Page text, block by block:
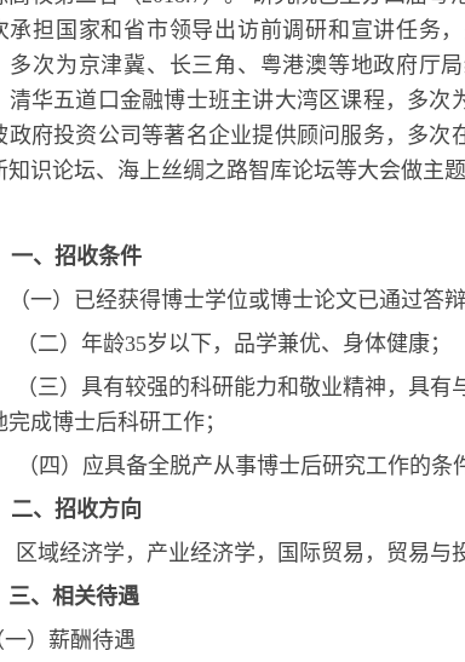
承担国家和省市领导出访前调研和宣讲任务
多次为京津冀、长三角、粤港澳等地政府厅
清华五道口金融博士班主讲大湾区课程，多次
政府投资公司等著名企业提供顾问服务，多次
知识论坛、海上丝绸之路智库论坛等大会做主题
一、招收条件
）已经获得博士学位或博士论文已通过答辩
（二）年龄35岁以下，品学兼优、身体健康；
（三）具有较强的科研能力和敬业精神，具
完成博士后科研工作；
（四）应具备全脱产从事博士后研究工作的条
二、招收方向
区域经济学，产业经济学，国际贸易， 贸易与
相关待遇
一）薪酬待遇